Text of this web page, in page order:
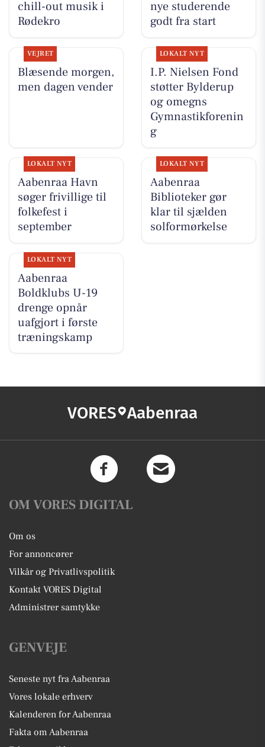
chill-out musik i
Rødekro
nye studerende
godt fra start
VEJRET
Blæsende morgen,
men dagen vender
LOKALT NYT
I.P. Nielsen Fond
støtter Bylderup
og omegns
Gymnastikforenin
g
LOKALT NYT
Aabenraa Havn
søger frivillige til
folkefest i
september
LOKALT NYT
Aabenraa
Biblioteker gør
klar til sjælden
solformørkelse
LOKALT NYT
Aabenraa
Boldklubs U-19
drenge opnår
uafgjort i første
træningskamp
VORES Aabenraa
OM VORES DIGITAL
Om os
For annoncører
Vilkår og Privatlivspolitik
Kontakt VORES Digital
Administrer samtykke
GENVEJE
Seneste nyt fra Aabenraa
Vores lokale erhverv
Kalenderen for Aabenraa
Fakta om Aabenraa